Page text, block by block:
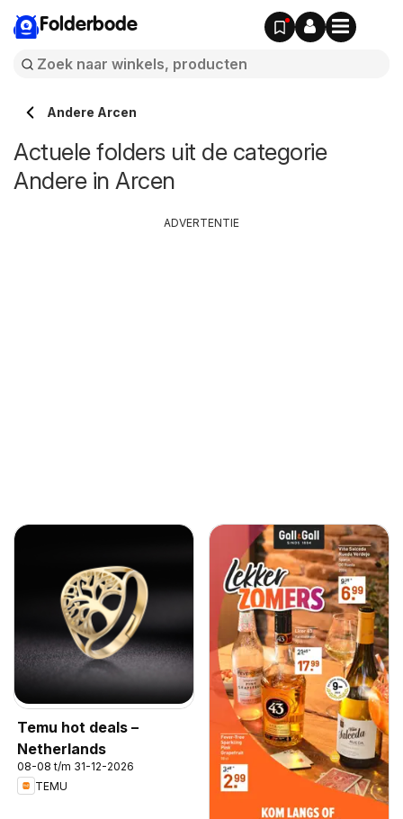
Folderbode
Andere Arcen
Actuele folders uit de categorie
Andere in Arcen
Temu hot deals –
Netherlands
08-08 t/m 31-12-2026
TEMU
ADVERTENTIE